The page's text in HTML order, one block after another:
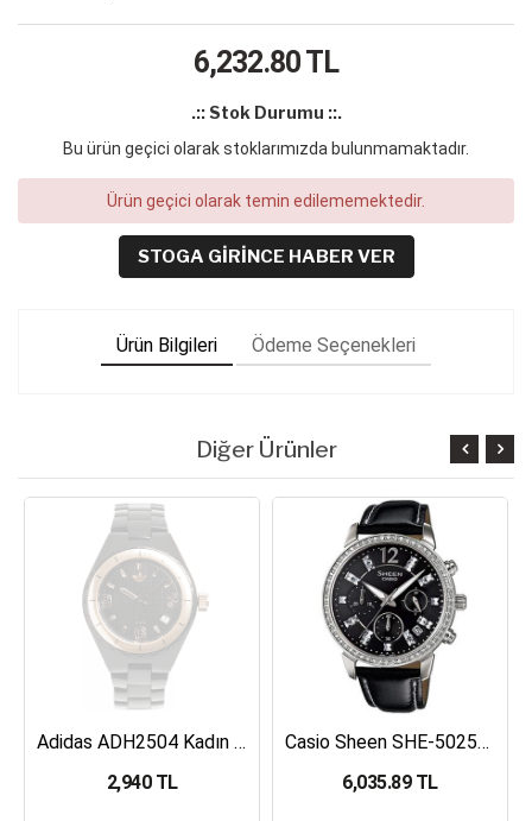
6,232.80TL
.:: Stok Durumu ::.
Bu ürün geçici olarak stoklarımızda bulunmamaktadır.
Ürün geçici olarak temin edilememektedir.
STOGA GIRINCE HABER VER
Ürün Bilgileri Ödeme Seçenekleri
Diğer Ürünler
Adidas ADH2504 Kadın Kol Saati
2,940 TL
Casio Sheen SHE-5025BL-1ADR Kadın Kol Saati
6,035.89 TL